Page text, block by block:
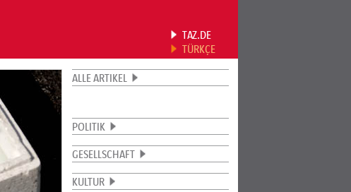
TAZ.DE
TÜRKÇE
ALLE ARTIKEL
POLITIK
GESELLSCHAFT
KULTUR